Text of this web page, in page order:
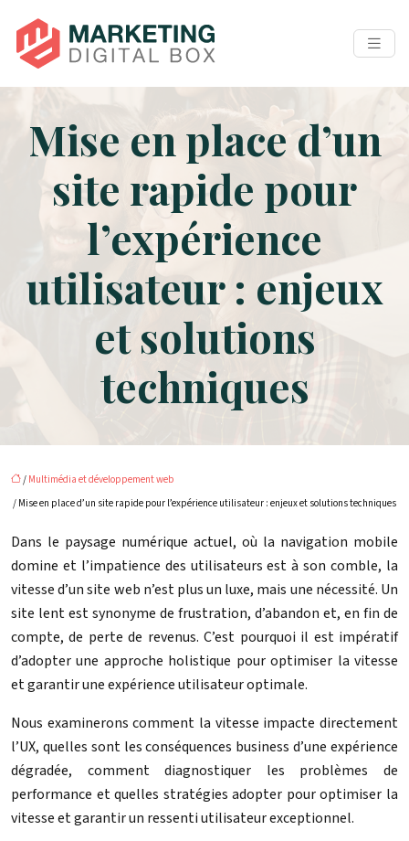
Mise en place d’un
site rapide pour
l’expérience
utilisateur : enjeux
et solutions
techniques
/ Multimédia et développement web
/ Mise en place d’un site rapide pour l’expérience utilisateur : enjeux et solutions techniques
Dans le paysage numérique actuel, où la navigation mobile
domine et l’impatience des utilisateurs est à son comble, la
vitesse d’un site web n’est plus un luxe, mais une nécessité. Un
site lent est synonyme de frustration, d’abandon et, en fin de
compte, de perte de revenus. C’est pourquoi il est impératif
d’adopter une approche holistique pour optimiser la vitesse
et garantir une expérience utilisateur optimale.
Nous examinerons comment la vitesse impacte directement
l’UX, quelles sont les conséquences business d’une expérience
dégradée, comment diagnostiquer les problèmes de
performance et quelles stratégies adopter pour optimiser la
vitesse et garantir un ressenti utilisateur exceptionnel.